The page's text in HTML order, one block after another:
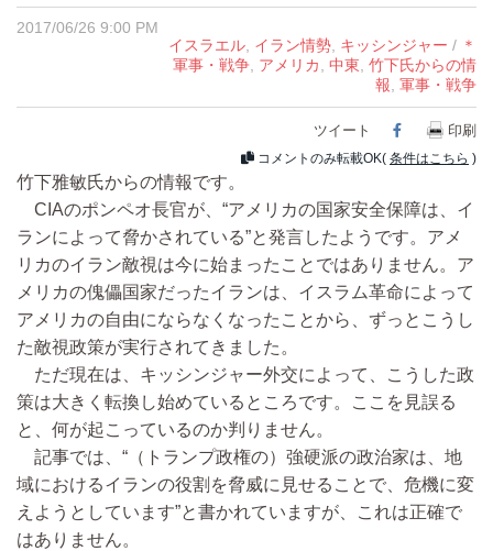
2017/06/26 9:00 PM
イスラエル, イラン情勢, キッシンジャー / ＊
軍事・戦争, アメリカ, 中東, 竹下氏からの情
報, 軍事・戦争
ツイート Facebook
印刷
コメントのみ転載OK( 条件はこちら )
竹下雅敏氏からの情報です。
CIAのポンペオ長官が、“アメリカの国家安全保障は、イ
ランによって脅かされている”と発言したようです。アメ
リカのイラン敵視は今に始まったことではありません。ア
メリカの傀儡国家だったイランは、イスラム革命によって
アメリカの自由にならなくなったことから、ずっとこうし
た敵視政策が実行されてきました。
ただ現在は、キッシンジャー外交によって、こうした政
策は大きく転換し始めているところです。ここを見誤る
と、何が起こっているのか判りません。
記事では、“（トランプ政権の）強硬派の政治家は、地
域におけるイランの役割を脅威に見せることで、危機に変
えようとしています”と書かれていますが、これは正確で
はありません。